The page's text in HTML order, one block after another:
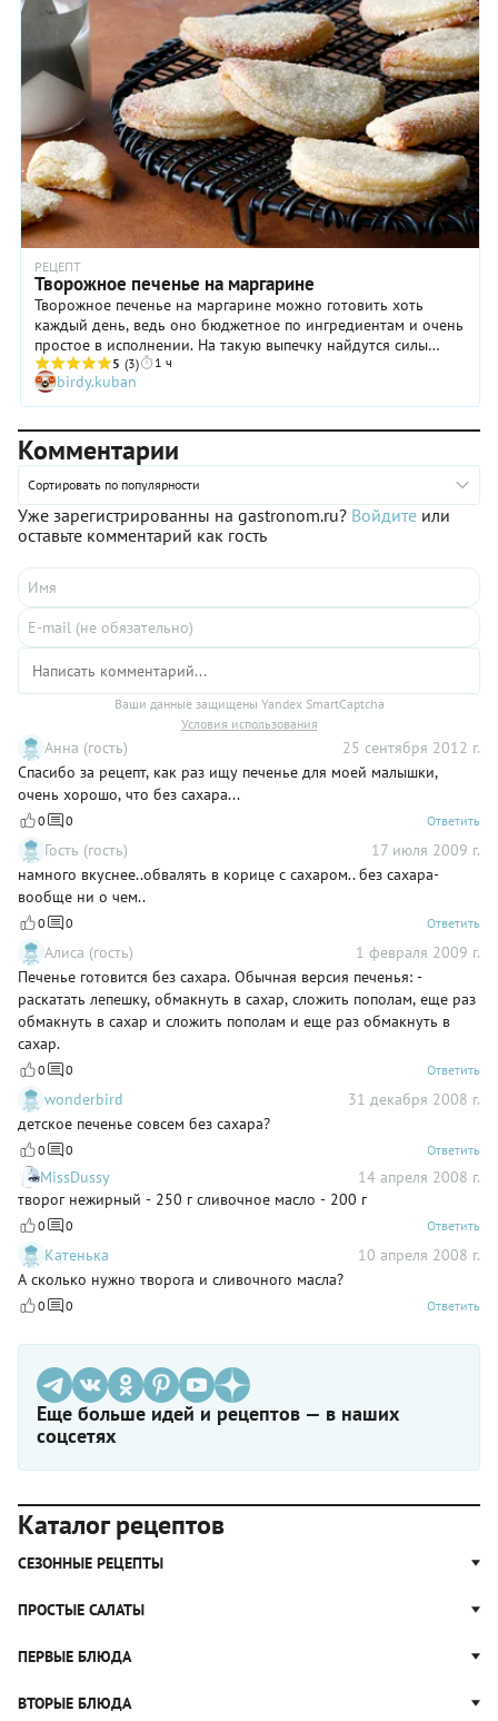
добавили капельку ванильного экстракта, но вы можете
заменить его ванильным сахаром или, например, молотой
корицей, кардамоном. Получится ничуть не хуже! Вкуснее
всего есть печенье треугольники с хорошим крепким чаем,
но кофеманы вполне могут дополнить такой выпечкой свой
любимый напиток.
РЕЦЕПТ
Творожное печенье на маргарине
Творожное печенье на маргарине можно готовить хоть
каждый день, ведь оно бюджетное по ингредиентам и очень
простое в исполнении. На такую выпечку найдутся силы
даже вечером в будни, если близкие вдруг попросят чего-
нибудь вкусненького к чаю. Вуаля — и на столе рассыпчатое
творожное печенье, которое просто тает во рту и… исчезает
с поистине космической скоростью! Конечно, его можно
готовить и на сливочном масле, но хороший маргарин тоже
отлично работает в тесте. Покупая этот продукт, обратите
внимание на его состав (чем короче, тем лучше), а также на
жирность: она должна составлять не менее 60%.
5 (3) 1 ч
birdy.kuban
Комментарии
Сортировать по популярности
Уже зарегистрированны на gastronom.ru? Войдите или
оставьте комментарий как гость
Ваши данные защищены Yandex SmartCaptcha
Условия использования
Анна (гость)
25 сентября 2012 г.
Спасибо за рецепт, как раз ищу печенье для моей малышки,
очень хорошо, что без сахара...
0 0 Ответить
Гость (гость)
17 июля 2009 г.
намного вкуснее..обвалять в корице с сахаром.. без сахара-
вообще ни о чем..
0 0 Ответить
Алиса (гость)
1 февраля 2009 г.
Печенье готовится без сахара. Обычная версия печенья: -
раскатать лепешку, обмакнуть в сахар, сложить пополам, еще раз
обмакнуть в сахар и сложить пополам и еще раз обмакнуть в
сахар.
0 0 Ответить
wonderbird
31 декабря 2008 г.
детское печенье совсем без сахара?
0 0 Ответить
MissDussy
14 апреля 2008 г.
творог нежирный - 250 г сливочное масло - 200 г
0 0 Ответить
Катенька
10 апреля 2008 г.
А сколько нужно творога и сливочного масла?
0 0 Ответить
Еще больше идей и рецептов — в наших
соцсетях
Каталог рецептов
СЕЗОННЫЕ РЕЦЕПТЫ
Рецепты из капусты
Рецепты с грибами
Яблочные пироги
ПРОСТЫЕ САЛАТЫ
Простые салаты
Салат Цезарь
ПЕРВЫЕ БЛЮДА
Щи
ВТОРЫЕ БЛЮДА